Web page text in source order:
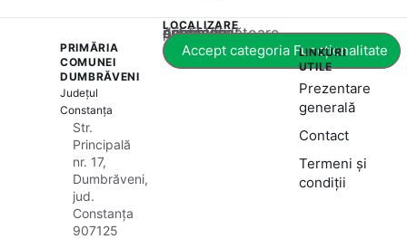
PRIMĂRIA
COMUNEI
DUMBRĂVENI
Județul
Constanța
Str.
Principală
nr. 17,
Dumbrăveni,
jud.
Constanța
907125
LOCALIZARE
Acest conținut este blocat până când acceptați categoria corespunzătoare de cookie-uri.
Accept categoria Funcționalitate
LINKURI
UTILE
Prezentare
generală
Contact
Termeni și
condiții